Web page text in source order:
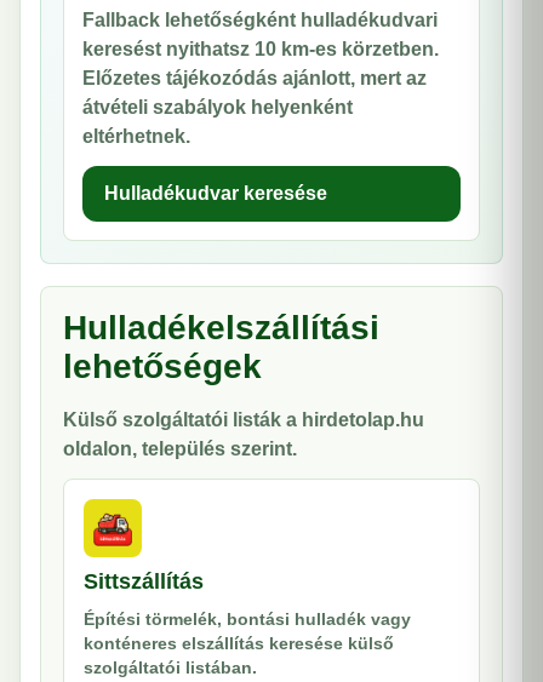
Fallback lehetőségként hulladékudvari
keresést nyithatsz 10 km-es körzetben.
Előzetes tájékozódás ajánlott, mert az
átvételi szabályok helyenként
eltérhetnek.
Hulladékudvar keresése
Hulladékelszállítási
lehetőségek
Külső szolgáltatói listák a hirdetolap.hu
oldalon, település szerint.
Sittszállítás
Építési törmelék, bontási hulladék vagy
konténeres elszállítás keresése külső
szolgáltatói listában.